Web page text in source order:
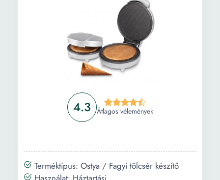
4.3 Átlagos vélemények
Terméktípus: Ostya / Fagyi tölcsér készítő